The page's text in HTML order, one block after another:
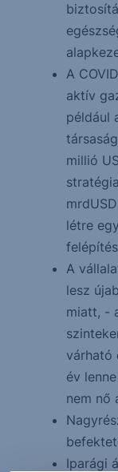
A
aktív
például
millió
létre
A
lesz
miatt, -
várható
év
nem nő
Iparági